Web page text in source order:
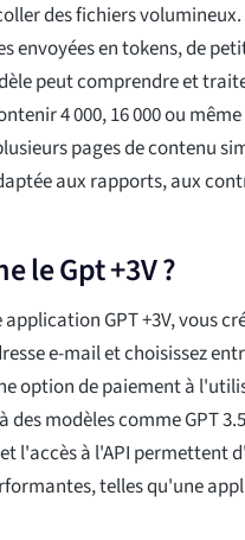
des fichiers
envoyées en tokens, de
peut comprendre et
4 000, 16 000 ou même
pages de contenu
aux rapports, aux
le Gpt +3V ?
GPT +3V, vous
e-mail et choisissez
option de paiement à
modèles comme GPT
l'accès à l'API permettent
telles qu'une